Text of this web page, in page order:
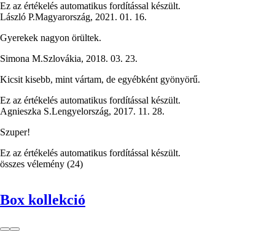
Ez az értékelés automatikus fordítással készült.
László P.Magyarország, 2021. 01. 16.
Gyerekek nagyon örültek.
Simona M.Szlovákia, 2018. 03. 23.
Kicsit kisebb, mint vártam, de egyébként gyönyörű.
Ez az értékelés automatikus fordítással készült.
Agnieszka S.Lengyelország, 2017. 11. 28.
Szuper!
Ez az értékelés automatikus fordítással készült.
összes vélemény (24)
Box kollekció